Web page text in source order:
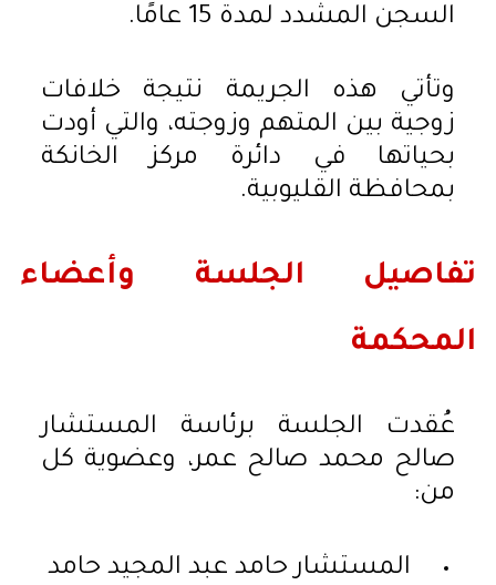
السجن المشدد لمدة 15 عامًا.
وتأتي هذه الجريمة نتيجة خلافات
زوجية بين المتهم وزوجته، والتي أودت
بحياتها في دائرة مركز الخانكة
بمحافظة القليوبية.
تفاصيل الجلسة وأعضاء
المحكمة
عُقدت الجلسة برئاسة المستشار
صالح محمد صالح عمر، وعضوية كل
من:
المستشار حامد عبد المجيد حامد